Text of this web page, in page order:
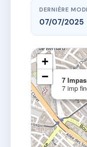
DERNIÈRE
07/07/2025
7
7 imp
+
−